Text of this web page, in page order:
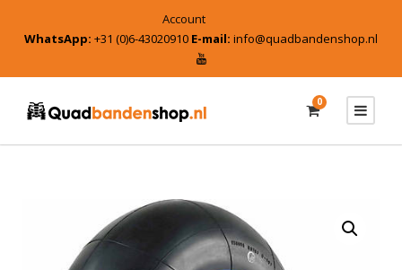
Account
WhatsApp: +31 (0)6-43020910 E-mail: info@quadbandenshop.nl
0